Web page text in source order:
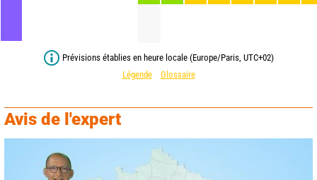
Prévisions établies en heure locale (Europe/Paris, UTC+02)
Légende
Glossaire
Avis de l'expert